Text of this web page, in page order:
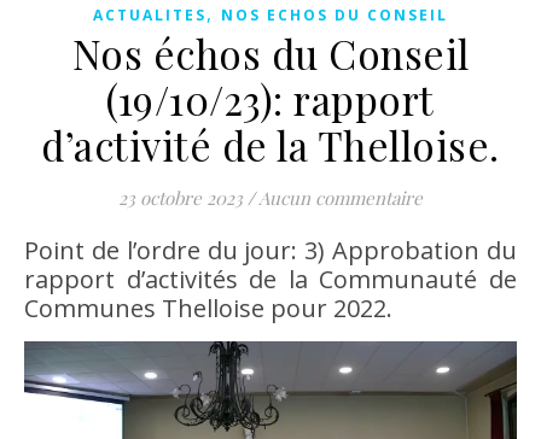
ACTUALITES, NOS ECHOS DU CONSEIL
Nos échos du Conseil
(19/10/23): rapport
d’activité de la Thelloise.
23 octobre 2023 /Aucun commentaire
Point de l’ordre du jour: 3) Approbation du
rapport d’activités de la Communauté de
Communes Thelloise pour 2022.